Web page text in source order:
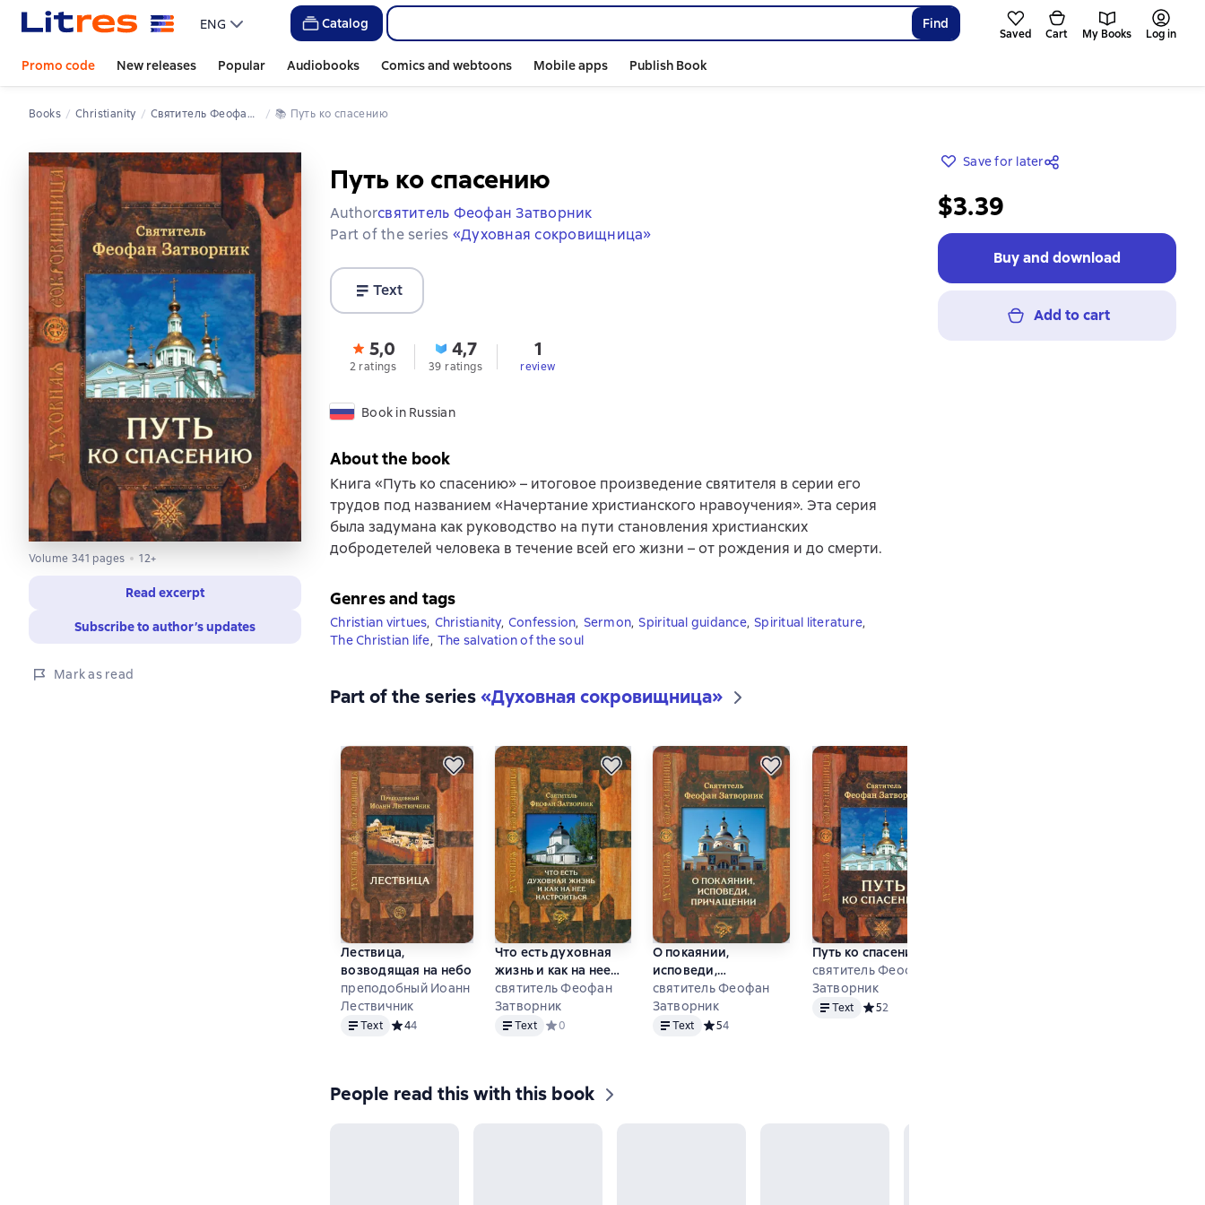
ENG Catalog Find
Saved Cart My Books Log in
Promo code New releases Popular Audiobooks Comics and webtoons Mobile apps Publish Book
Books Christianity cвятитель Феофан Затворник 📚 Путь ко спасению
Volume 341 pages 12+
Read excerpt
Subscribe to author’s updates
Mark as read
Путь ко спасению
Authorcвятитель Феофан Затворник
Part of the series «Духовная сокровищница»
Text
5,0
2 ratings
4,7
39 ratings
1
review
Book in Russian
Save for later
$3.39
Buy and download
Add to cart
About the book
Книга «Путь ко спасению» – итоговое произведение святителя в серии его
трудов под названием «Начертание христианского нравоучения». Эта серия
была задумана как руководство на пути становления христианских
добродетелей человека в течение всей его жизни – от рождения и до смерти.
Genres and tags
Christian virtues, Christianity, Confession, Sermon, Spiritual guidance, Spiritual literature,
The Christian life, The salvation of the soul
Part of the series«Духовная сокровищница»
Лествица,
возводящая на небо
преподобный Иоанн
Лествичник
TextText Средний рейтинг 4 на основе 4 оценок
44
Что есть духовная
жизнь и как на нее
настроиться?
cвятитель Феофан
Затворник
TextText Средний рейтинг 0 на основе 0 оценок
0
О покаянии,
исповеди,
причащении Святых
Христовых Таин и
исправлении жизни
cвятитель Феофан
Затворник
TextText Средний рейтинг 5 на основе 4 оценок
54
Путь ко спасению
cвятитель Феофан
Затворник
TextText Средний рейтинг 5 на основе 2 оценок
52
People read this with this book